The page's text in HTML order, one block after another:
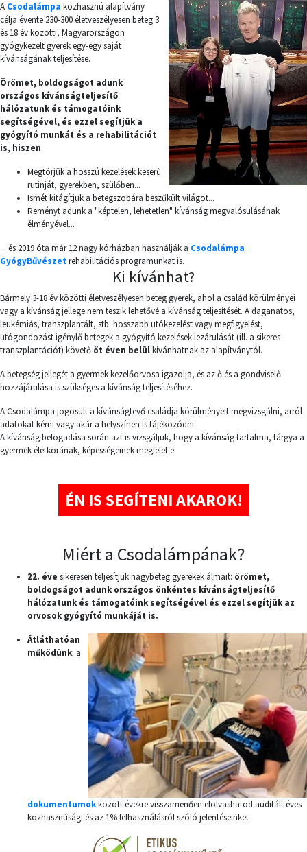
A Csodalámpa közhasznú alapítvány
célja évente 230-300 életveszélyesen beteg 3
és 18 év közötti, Magyarországon
gyógykezelt gyerek egy-egy saját
kívánságának teljesítése.
Örömet, boldogságot adunk
országos kívánságteljesítő
hálózatunk és támogatóink
segítségével, és ezzel segítjük a
gyógyító munkát és a rehabilitációt
is, hiszen
Megtörjük a hosszú kezelések keserű
rutinját, gyerekben, szülőben...
Ismét kitágítjuk a betegszobára beszűkült világot...
Reményt adunk a "képtelen, lehetetlen" kívánság megvalósulásának
élményével...
... és 2019 óta már 12 nagy kórházban használják a Csodalámpa
GyógyBűvészetrehabilitációs programunkat is.
Ki kívánhat?
Bármely 3-18 év közötti életveszélyesen beteg gyerek, ahol a család körülményei
vagy a kívánság jellege nem teszik lehetővé a kívánság teljesítését. A daganatos,
leukémiás, transzplantált, stb. hosszabb utókezelést vagy megfigyelést,
utógondozást igénylő betegek a gyógyító kezelések lezárulását (ill. a sikeres
transzplantációt) követő öt éven belülkívánhatnak az alapítványtól.
A betegség jellegét a gyermek kezelőorvosa igazolja, és az ő és a gondviselő
hozzájárulása is szükséges a kívánság teljesítéséhez.
A Csodalámpa jogosult a kívánságtevő családja körülményeit megvizsgálni, arról
adatokat kérni vagy akár a helyszínen is tájékozódni.
A kívánság befogadása során azt is vizsgáljuk, hogy a kívánság tartalma, tárgya a
gyermek életkorának, képességeinek megfelel-e.
ÉN IS SEGÍTENI AKAROK!
Miért a Csodalámpának?
22. éve sikeresen teljesítjük nagybeteg gyerekek álmait: örömet,
boldogságot adunk országos önkéntes kívánságteljesítő
hálózatunk és támogatóink segítségével és ezzel segítjük az
orvosok gyógyító munkáját is.
Átláthatóan
működünk: a
dokumentumokközött évekre visszamenően elolvashatod auditált éves
közhasznúsági és az 1% felhasználásról szóló jelentéseinket